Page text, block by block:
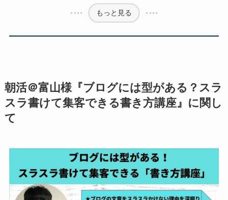
もっと見る
朝活＠富山様『ブログには型がある？スラ
スラ書けて集客できる書き方講座』に関し
て